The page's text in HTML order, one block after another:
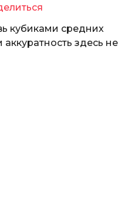
кубиками средних
здесь не